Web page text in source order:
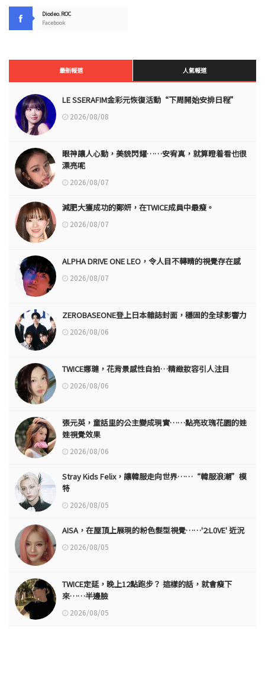
Diodeo.ROC
Facebook
最新報道 人氣報道
LE SSERAFIM金彩元恢復活動“下周開始安排日程”
2026/08/08
眼神讓人心動，美貌閃耀……安宥真，就算瞪着看也很
漂亮呢
2026/08/07
減肥大獲成功的鄭妍，在TWICE成員中最瘦。
2026/08/07
ALPHA DRIVE ONE LEO，令人目不轉睛的視覺存在感
2026/08/07
ZEROBASEONE登上日本雜誌封面，穩固的全球影響力
2026/08/06
TWICE娜璉，花背景感性自拍…精緻妝容引人注目
2026/08/06
張元英，童話里的公主變成現實……點亮玫瑰花園的娃
娃視覺效果
2026/08/06
Stray Kids Felix，讓韓服走向世界……“韓服浪潮”模
特
2026/08/05
AISA，在屋頂上展現的粉色髮型視覺……'2:L0VE' 近況
2026/08/05
TWICE定延，晚上12點跑步？ 這樣的話，就會瘦下
來……半邊臉
2026/08/05